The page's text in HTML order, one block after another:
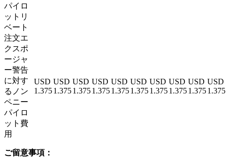
パイロ
ットリ
ベート
注文エ
クスポ
ージャ
ー警告
に対す
るノン
ペニー
パイロ
ット費
用
USD
1.375
USD
1.375
USD
1.375
USD
1.375
USD
1.375
USD
1.375
USD
1.375
USD
1.375
USD
1.375
USD
1.375
ご留意事項：